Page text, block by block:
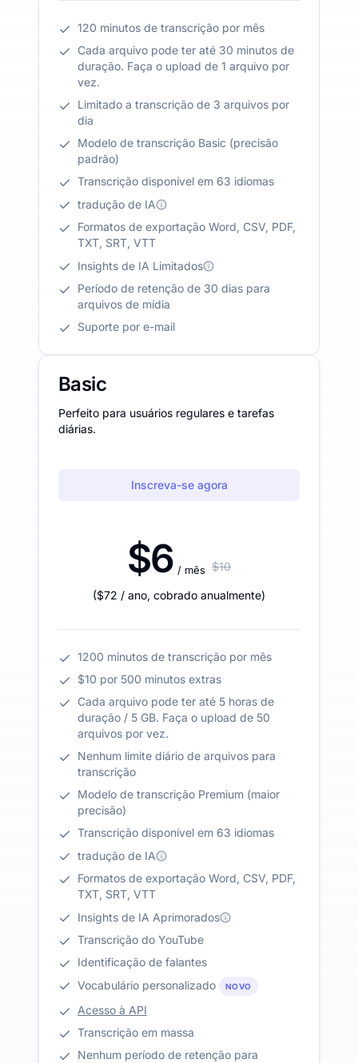
120 minutos de transcrição por mês
Cada arquivo pode ter até 30 minutos de
duração. Faça o upload de 1 arquivo por
vez.
Limitado a transcrição de 3 arquivos por
dia
Modelo de transcrição Basic (precisão
padrão)
Transcrição disponível em 63 idiomas
tradução de IA
Formatos de exportação Word, CSV, PDF,
TXT, SRT, VTT
Insights de IA Limitados
Período de retenção de 30 dias para
arquivos de mídia
Suporte por e-mail
Basic
Perfeito para usuários regulares e tarefas
diárias.
Inscreva-se agora
$6 / mês $10
($72 / ano, cobrado anualmente)
1200 minutos de transcrição por mês
$10 por 500 minutos extras
Cada arquivo pode ter até 5 horas de
duração / 5 GB. Faça o upload de 50
arquivos por vez.
Nenhum limite diário de arquivos para
transcrição
Modelo de transcrição Premium (maior
precisão)
Transcrição disponível em 63 idiomas
tradução de IA
Formatos de exportação Word, CSV, PDF,
TXT, SRT, VTT
Insights de IA Aprimorados
Transcrição do YouTube
Identificação de falantes
Vocabulário personalizado
NOVO
Acesso à API
Transcrição em massa
Nenhum período de retenção para